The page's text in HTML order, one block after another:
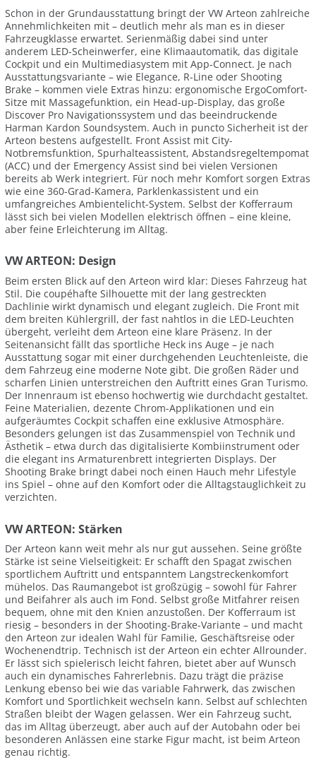
Schon in der Grundausstattung bringt der VW Arteon zahlreiche
Annehmlichkeiten mit – deutlich mehr als man es in dieser
Fahrzeugklasse erwartet. Serienmäßig dabei sind unter
anderem LED-Scheinwerfer, eine Klimaautomatik, das digitale
Cockpit und ein Multimediasystem mit App-Connect. Je nach
Ausstattungsvariante – wie Elegance, R-Line oder Shooting
Brake – kommen viele Extras hinzu: ergonomische ErgoComfort-
Sitze mit Massagefunktion, ein Head-up-Display, das große
Discover Pro Navigationssystem und das beeindruckende
Harman Kardon Soundsystem. Auch in puncto Sicherheit ist der
Arteon bestens aufgestellt. Front Assist mit City-
Notbremsfunktion, Spurhalteassistent, Abstandsregeltempomat
(ACC) und der Emergency Assist sind bei vielen Versionen
bereits ab Werk integriert. Für noch mehr Komfort sorgen Extras
wie eine 360-Grad-Kamera, Parklenkassistent und ein
umfangreiches Ambientelicht-System. Selbst der Kofferraum
lässt sich bei vielen Modellen elektrisch öffnen – eine kleine,
aber feine Erleichterung im Alltag.
VW ARTEON: Design
Beim ersten Blick auf den Arteon wird klar: Dieses Fahrzeug hat
Stil. Die coupéhafte Silhouette mit der lang gestreckten
Dachlinie wirkt dynamisch und elegant zugleich. Die Front mit
dem breiten Kühlergrill, der fast nahtlos in die LED-Leuchten
übergeht, verleiht dem Arteon eine klare Präsenz. In der
Seitenansicht fällt das sportliche Heck ins Auge – je nach
Ausstattung sogar mit einer durchgehenden Leuchtenleiste, die
dem Fahrzeug eine moderne Note gibt. Die großen Räder und
scharfen Linien unterstreichen den Auftritt eines Gran Turismo.
Der Innenraum ist ebenso hochwertig wie durchdacht gestaltet.
Feine Materialien, dezente Chrom-Applikationen und ein
aufgeräumtes Cockpit schaffen eine exklusive Atmosphäre.
Besonders gelungen ist das Zusammenspiel von Technik und
Ästhetik – etwa durch das digitalisierte Kombiinstrument oder
die elegant ins Armaturenbrett integrierten Displays. Der
Shooting Brake bringt dabei noch einen Hauch mehr Lifestyle
ins Spiel – ohne auf den Komfort oder die Alltagstauglichkeit zu
verzichten.
VW ARTEON: Stärken
Der Arteon kann weit mehr als nur gut aussehen. Seine größte
Stärke ist seine Vielseitigkeit: Er schafft den Spagat zwischen
sportlichem Auftritt und entspanntem Langstreckenkomfort
mühelos. Das Raumangebot ist großzügig – sowohl für Fahrer
und Beifahrer als auch im Fond. Selbst große Mitfahrer reisen
bequem, ohne mit den Knien anzustoßen. Der Kofferraum ist
riesig – besonders in der Shooting-Brake-Variante – und macht
den Arteon zur idealen Wahl für Familie, Geschäftsreise oder
Wochenendtrip. Technisch ist der Arteon ein echter Allrounder.
Er lässt sich spielerisch leicht fahren, bietet aber auf Wunsch
auch ein dynamisches Fahrerlebnis. Dazu trägt die präzise
Lenkung ebenso bei wie das variable Fahrwerk, das zwischen
Komfort und Sportlichkeit wechseln kann. Selbst auf schlechten
Straßen bleibt der Wagen gelassen. Wer ein Fahrzeug sucht,
das im Alltag überzeugt, aber auch auf der Autobahn oder bei
besonderen Anlässen eine starke Figur macht, ist beim Arteon
genau richtig.